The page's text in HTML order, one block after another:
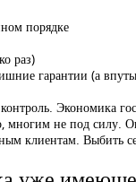
порядке
раз)
гарантии (а
Экономика
многим не под
клиентам. Выбить